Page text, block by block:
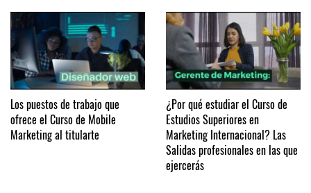
Los puestos de trabajo que
ofrece el Curso de Mobile
Marketing al titularte
¿Por qué estudiar el Curso de
Estudios Superiores en
Marketing Internacional? Las
Salidas profesionales en las que
ejercerás